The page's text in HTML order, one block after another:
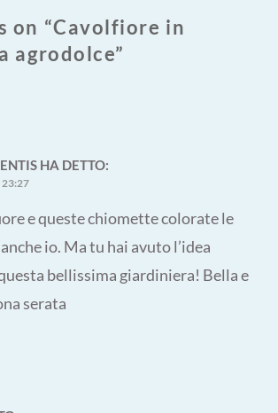
on “Cavolfiore in
agrodolce”
HA DETTO:
23:27
e queste chiomette colorate le
io. Ma tu hai avuto l’idea
bellissima giardiniera! Bella e
serata